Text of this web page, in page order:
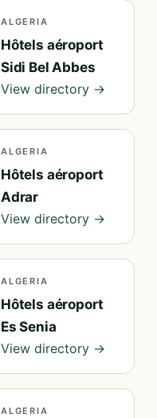
ALGERIA
Hôtels aéroport
Sidi Bel Abbes
View directory →
ALGERIA
Hôtels aéroport
Adrar
View directory →
ALGERIA
Hôtels aéroport
Es Senia
View directory →
ALGERIA